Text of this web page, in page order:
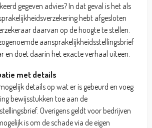
gegeven advies? In dat geval is het als
hebt afgesloten
daarvan op de hoogte te stellen.
aansprakelijkheidsstellingsbrief
en doet daarin het exacte verhaal uiteen.
met details
details op wat er is gebeurd en voeg
bewijsstukken toe aan de
Overigens geldt voor bedrijven
is om de schade via de eigen